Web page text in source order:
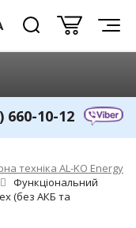
660-10-12
техніка AL-KO Energy
Функціональний
(без АКБ та